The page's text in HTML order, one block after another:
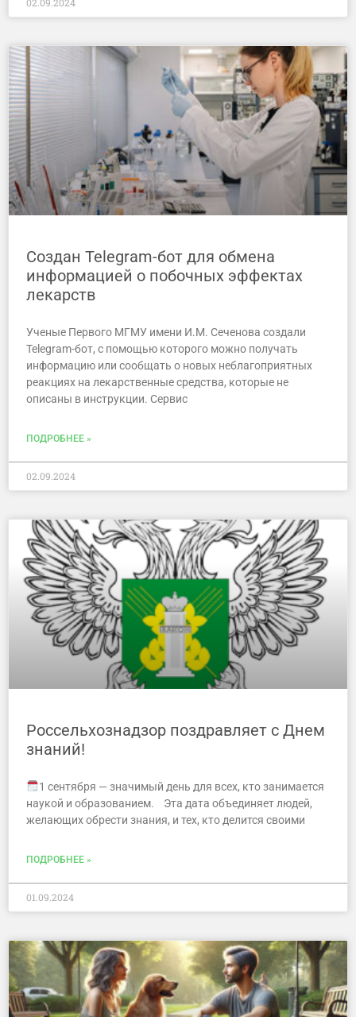
Создан Теlegram-бот для обмена
информацией о побочных эффектах
лекарств
Ученые Первого МГМУ имени И.М. Сеченова создали
Теlegram-бот, с помощью которого можно получать
информацию или сообщать о новых неблагоприятных
реакциях на лекарственные средства, которые не
описаны в инструкции. Сервис
ПОДРОБНЕЕ »
02.09.2024
Россельхознадзор поздравляет с Днем
знаний!
1 сентября — значимый день для всех, кто занимается
наукой и образованием. Эта дата объединяет людей,
желающих обрести знания, и тех, кто делится своими
ПОДРОБНЕЕ »
01.09.2024